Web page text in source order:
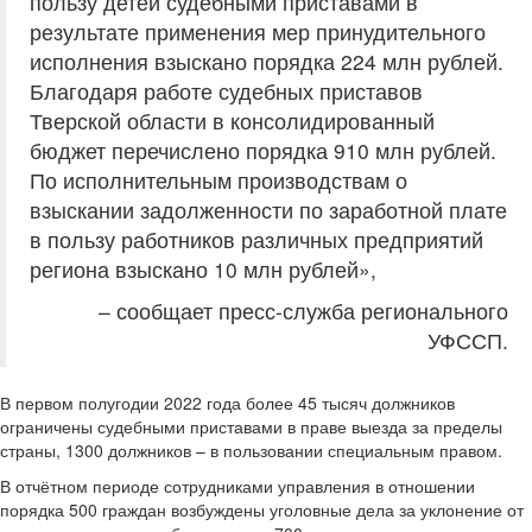
результате применения мер принудительного
исполнения взыскано порядка 224 млн рублей.
Благодаря работе судебных приставов
Тверской области в консолидированный
бюджет перечислено порядка 910 млн рублей.
По исполнительным производствам о
взыскании задолженности по заработной плате
в пользу работников различных предприятий
региона взыскано 10 млн рублей»,
– сообщает пресс-служба регионального
УФССП.
В первом полугодии 2022 года более 45 тысяч должников
ограничены судебными приставами в праве выезда за пределы
страны, 1300 должников – в пользовании специальным правом.
В отчётном периоде сотрудниками управления в отношении
порядка 500 граждан возбуждены уголовные дела за уклонение от